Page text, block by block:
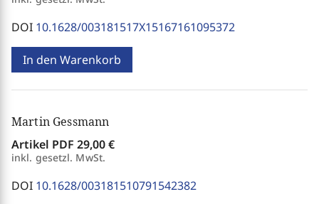
DOI 10.1628/003181517X15167161095372
In den Warenkorb
Martin Gessmann
Artikel PDF 29,00 €
inkl. gesetzl. MwSt.
DOI 10.1628/003181510791542382